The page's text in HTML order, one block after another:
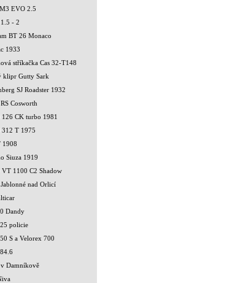
EVO 2.5
- 2
BT 26 Monaco
1933
stříkačka Cas 32-T148
klipr Gutty Sark
SJ Roadster 1932
Cosworth
126 CK turbo 1981
312 T 1975
1908
Siuza 1919
VT 1100 C2 Shadow
nad Orlicí
Dandy
policie
S a Velorex 700
Damníkově